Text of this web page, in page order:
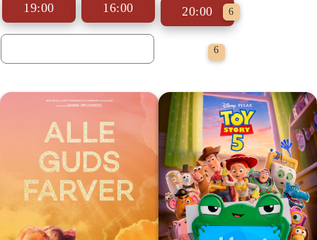
19:00
16:00
20:00
6
6